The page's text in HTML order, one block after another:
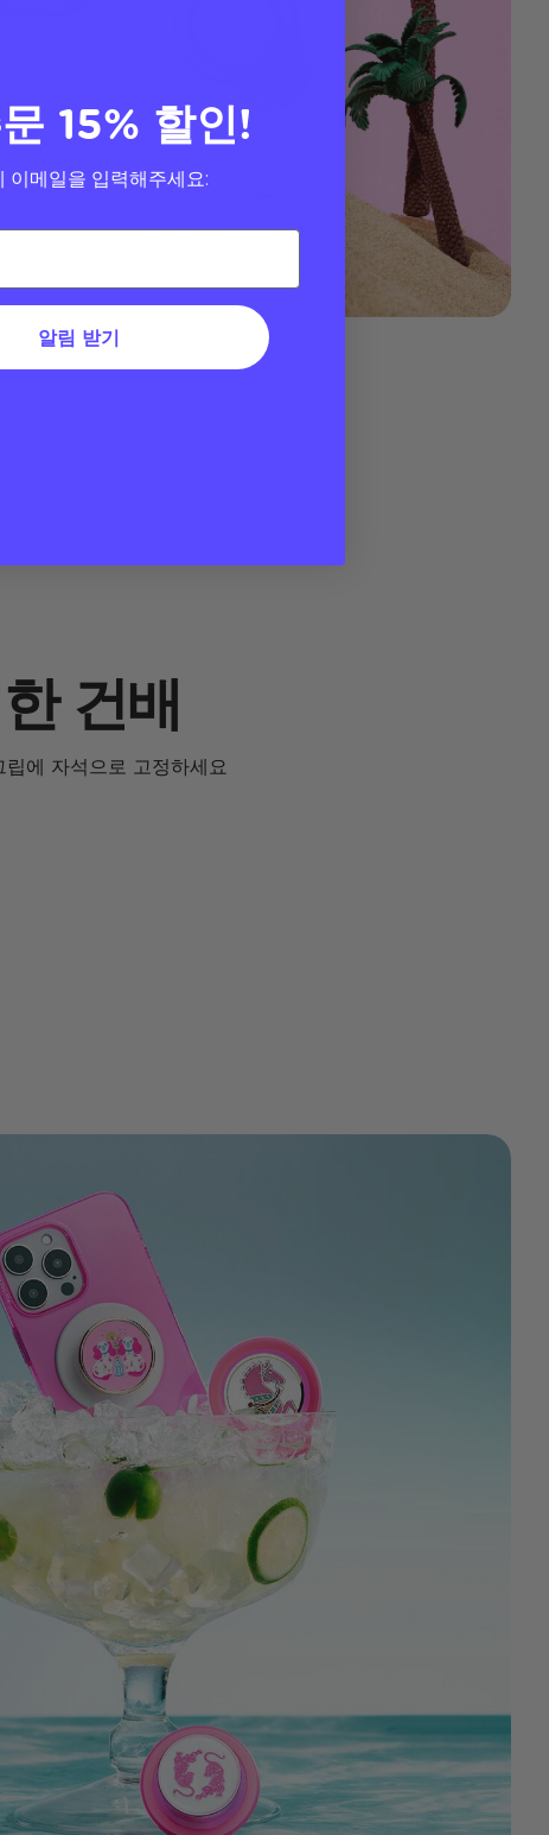
건배
에 자석으로 고정하세요
15% 할인!
이메일을 입력해주세요:
알림 받기